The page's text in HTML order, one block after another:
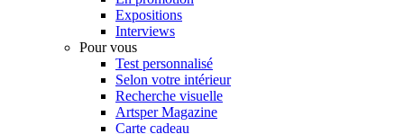
Expositions
Interviews
Pour vous
Test personnalisé
Selon votre intérieur
Recherche visuelle
Artsper Magazine
Carte cadeau